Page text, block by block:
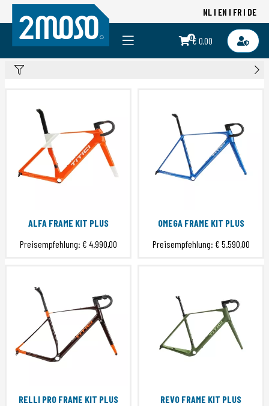
NL EN FR DE
0€ 0,00
ALFA FRAME KIT PLUS
Preisempfehlung: € 4.990,00
OMEGA FRAME KIT PLUS
Preisempfehlung: € 5.590,00
RELLI PRO FRAME KIT PLUS
REVO FRAME KIT PLUS